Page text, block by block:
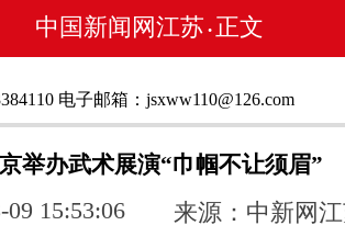
中国新闻网江苏 • 正文
电子邮箱：jsxww110@126.com
举办武术展演“巾帼不让须眉”
09 15:53:06 来源：中新网